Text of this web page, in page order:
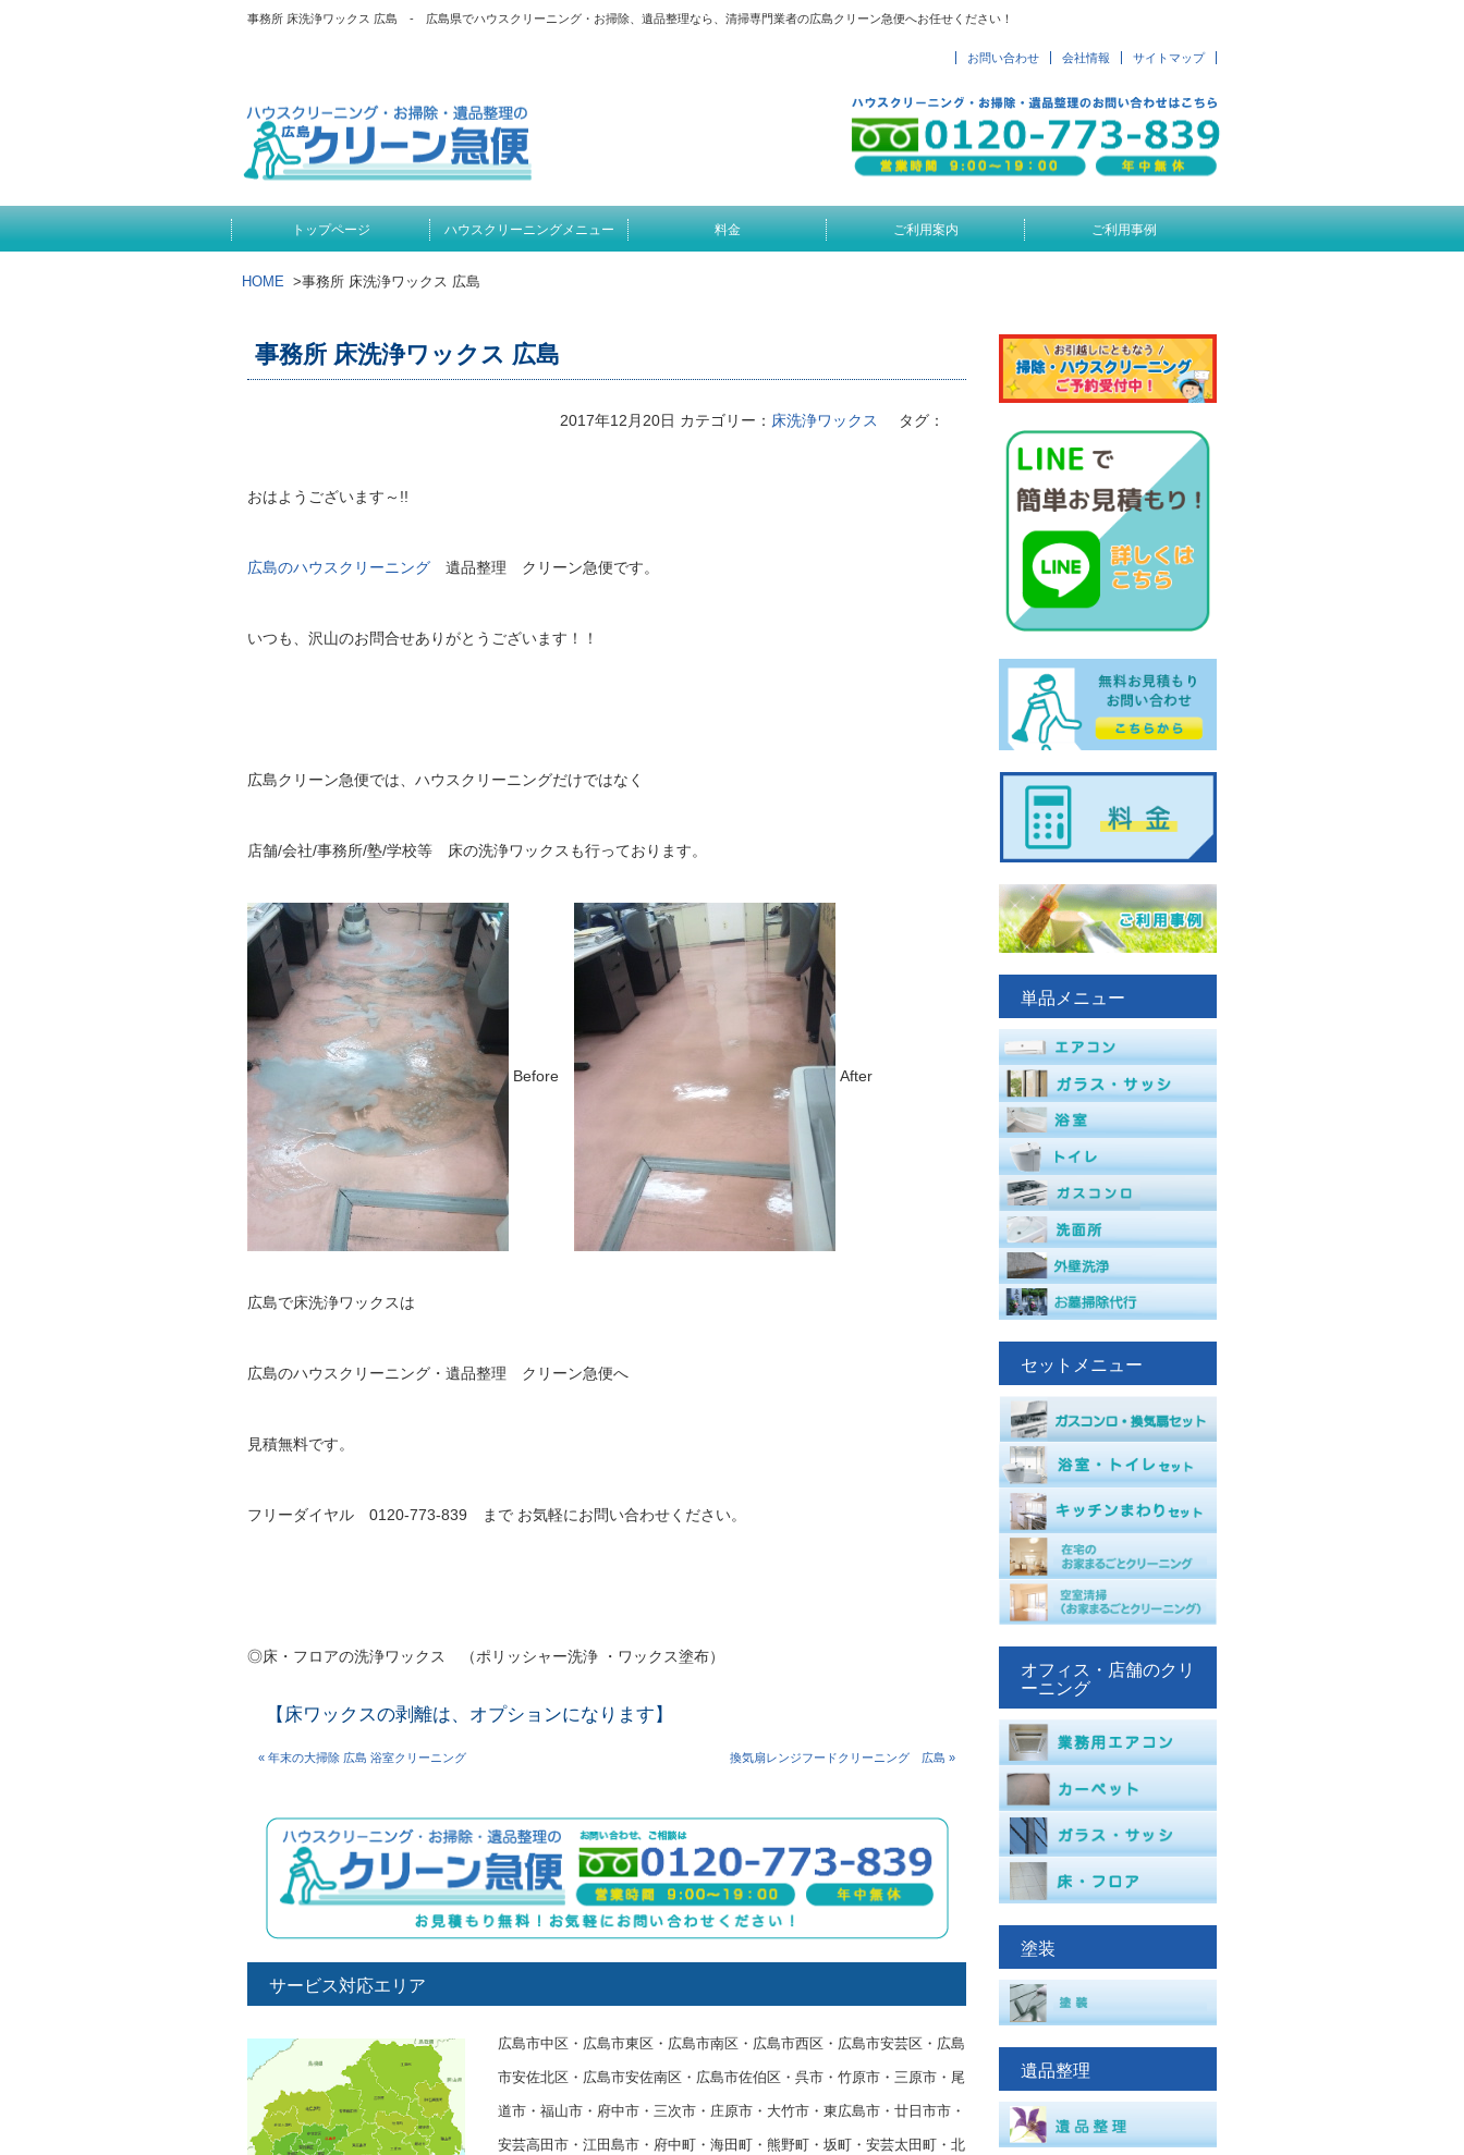
事務所 床洗浄ワックス 広島 - 広島県でハウスクリーニング・お掃除、遺品整理なら、清掃専門業者の広島クリーン急便へお任せください！
お問い合わせ 会社情報 サイトマップ
トップページ ハウスクリーニングメニュー 料金 ご利用案内 ご利用事例
HOME >事務所 床洗浄ワックス 広島
事務所 床洗浄ワックス 広島
2017年12月20日 カテゴリー： 床洗浄ワックス タグ：
おはようございます～!!
広島のハウスクリーニング 遺品整理 クリーン急便です。
いつも、沢山のお問合せありがとうございます！！
広島クリーン急便では、ハウスクリーニングだけではなく
店舗/会社/事務所/塾/学校等 床の洗浄ワックスも行っております。
Before After
広島で床洗浄ワックスは
広島のハウスクリーニング・遺品整理 クリーン急便へ
見積無料です。
フリーダイヤル 0120-773-839 まで お気軽にお問い合わせください。
◎床・フロアの洗浄ワックス （ポリッシャー洗浄 ・ワックス塗布）
【床ワックスの剥離は、オプションになります】
« 年末の大掃除 広島 浴室クリーニング 換気扇レンジフードクリーニング 広島 »
サービス対応エリア
広島市中区・広島市東区・広島市南区・広島市西区・広島市安芸区・広島
市安佐北区・広島市安佐南区・広島市佐伯区・呉市・竹原市・三原市・尾
道市・福山市・府中市・三次市・庄原市・大竹市・東広島市・廿日市市・
安芸高田市・江田島市・府中町・海田町・熊野町・坂町・安芸太田町・北
単品メニュー
セットメニュー
オフィス・店舗のクリ
ーニング
塗装
遺品整理